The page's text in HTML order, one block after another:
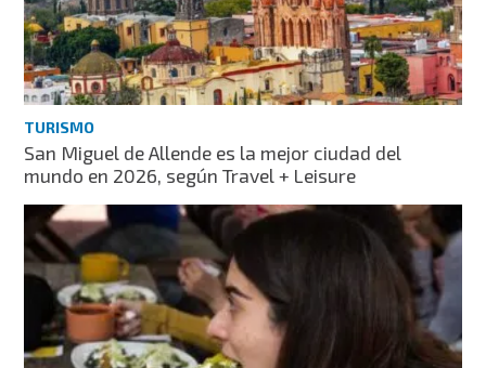
TURISMO
San Miguel de Allende es la mejor ciudad del
mundo en 2026, según Travel + Leisure